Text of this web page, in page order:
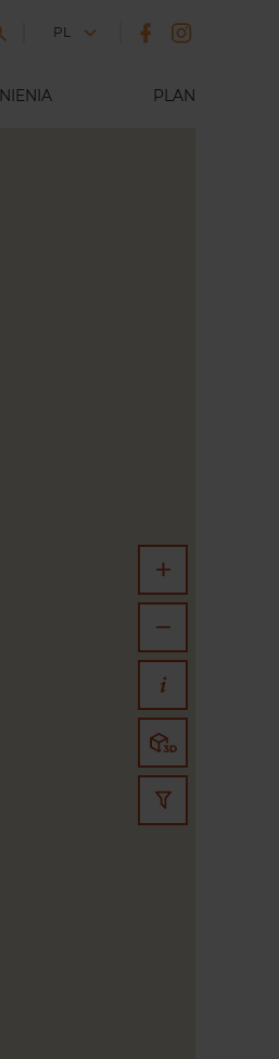
PL JĘZYK
PLAN